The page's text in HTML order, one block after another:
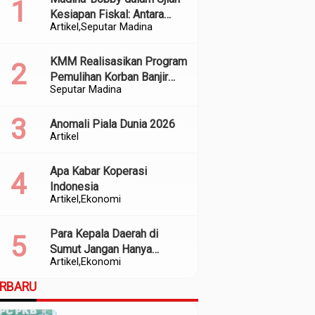
Artikel Seputar Madina
Kesiapan Fiskal: Antara
Kedekatan Politik dan
Seputar Madina
KMM Realisasikan Program
Pemulihan Korban Banjir
dan Longsor di Kabupaten
Artikel
Anomali Piala Dunia 2026
Artikel Ekonomi
Apa Kabar Koperasi
Indonesia
Artikel Ekonomi
Para Kepala Daerah di
Sumut Jangan Hanya
Meratapi Minimnya Transfer